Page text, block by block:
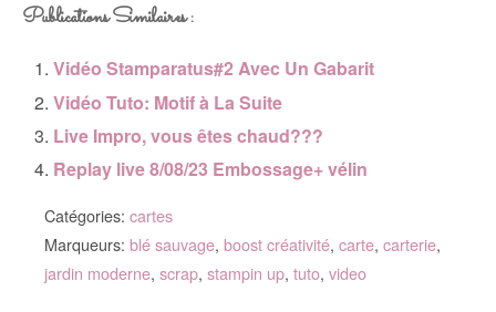
Publications Similaires :
Vidéo Stamparatus#2 Avec Un Gabarit
Vidéo Tuto: Motif à La Suite
Live Impro, vous êtes chaud???
Replay live 8/08/23 Embossage+ vélin
Catégories: cartes
Marqueurs: blé sauvage, boost créativité, carte, carterie,
jardin moderne, scrap, stampin up, tuto, video